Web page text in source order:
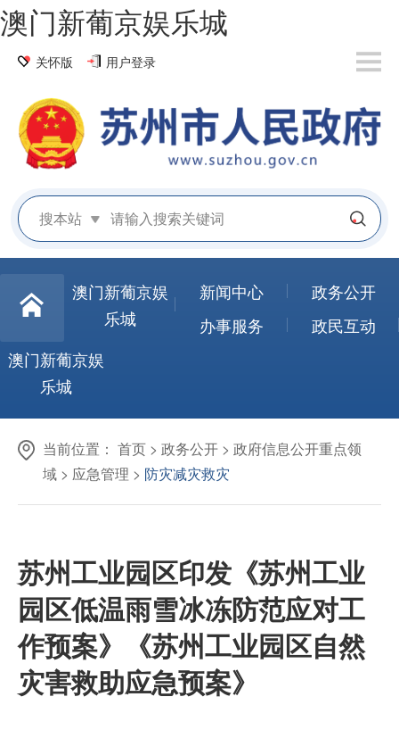
澳门新葡京娱乐城
关怀版 用户登录
搜本站
澳门新葡京娱
乐城
新闻中心
政务公开
办事服务
政民互动
澳门新葡京娱
乐城
当前位置： 首页 > 政务公开 > 政府信息公开重点领
域 > 应急管理 > 防灾减灾救灾
苏州工业园区印发《苏州工业
园区低温雨雪冰冻防范应对工
作预案》《苏州工业园区自然
灾害救助应急预案》